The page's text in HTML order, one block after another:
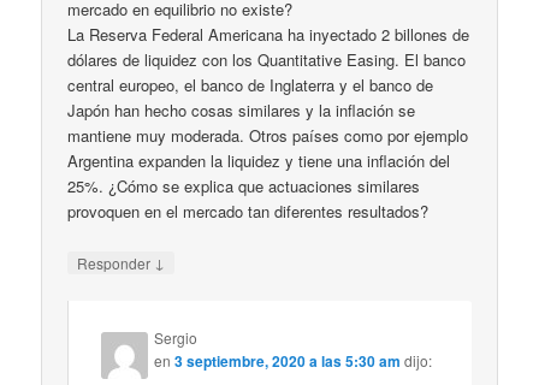
mercado en equilibrio no existe?
La Reserva Federal Americana ha inyectado 2 billones de
dólares de liquidez con los Quantitative Easing. El banco
central europeo, el banco de Inglaterra y el banco de
Japón han hecho cosas similares y la inflación se
mantiene muy moderada. Otros países como por ejemplo
Argentina expanden la liquidez y tiene una inflación del
25%. ¿Cómo se explica que actuaciones similares
provoquen en el mercado tan diferentes resultados?
Responder ↓
Sergio
en3 septiembre, 2020 a las 5:30 am dijo: